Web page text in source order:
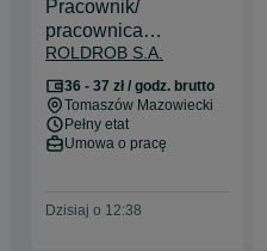
Pracownik/
pracownica
magazynu mroźni
ROLDROB S.A.
36 - 37 zł / godz. brutto
Tomaszów Mazowiecki
Pełny etat
Umowa o pracę
Dzisiaj o 12:38